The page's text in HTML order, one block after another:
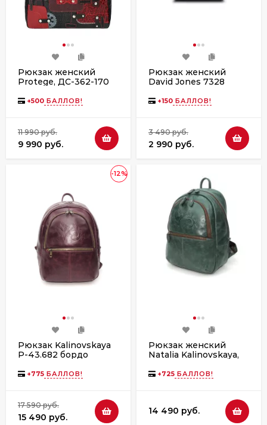
Рюкзак женский
Protege, ДС-362-170
красный рептилия
+500 БАЛЛОВ!
11 990 руб.
9 990 руб.
Рюкзак женский
David Jones 7328
+150 БАЛЛОВ!
3 490 руб.
2 990 руб.
-12%
Рюкзак Kalinovskaya
Р-43.682 бордо
+775 БАЛЛОВ!
17 590 руб.
15 490 руб.
Рюкзак женский
Natalia Kalinovskaya,
зеленый
+725 БАЛЛОВ!
14 490 руб.